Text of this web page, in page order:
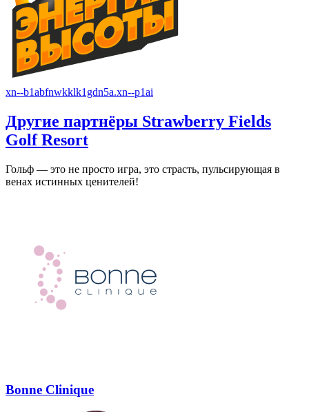
xn--b1abfnwkklk1gdn5a.xn--p1ai
Другие партнёры Strawberry Fields
Golf Resort
Гольф — это не просто игра, это страсть, пульсирующая в
венах истинных ценителей!
Bonne Clinique